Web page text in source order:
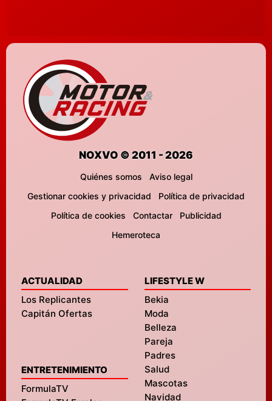
NOXVO © 2011 - 2026
Quiénes somos
Aviso legal
Gestionar cookies y privacidad
Política de privacidad
Política de cookies
Contactar
Publicidad
Hemeroteca
ACTUALIDAD
Los Replicantes
Capitán Ofertas
ENTRETENIMIENTO
FormulaTV
LIFESTYLE W
Bekia
Moda
Belleza
Pareja
Padres
Salud
Mascotas
Navidad